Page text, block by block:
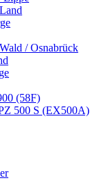
/ Osnabrück
(58F)
500 S (EX500A)